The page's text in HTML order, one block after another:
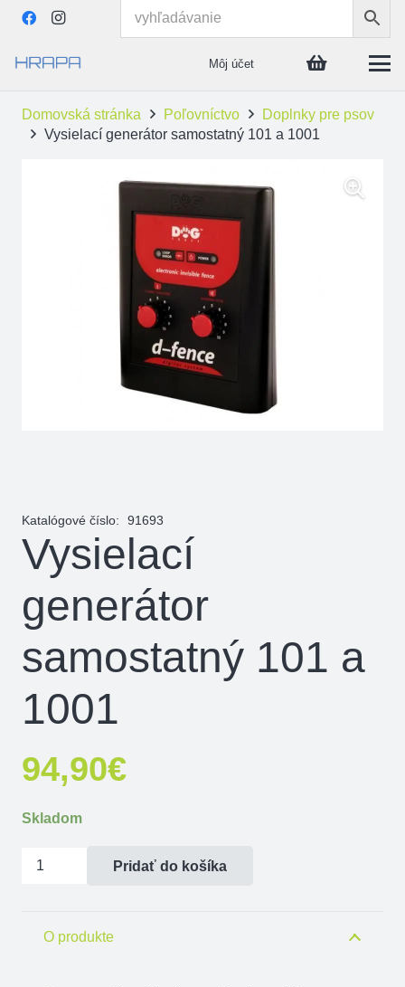
Môj účet
Domovská stránka Poľovníctvo
Doplnky pre psov
Vysielací generátor samostatný 101 a 1001
Katalógové číslo: 91693
Vysielací
generátor
samostatný 101 a
1001
94,90€
Skladom
množstvo
samostatný
Pridať do košíka
O produkte